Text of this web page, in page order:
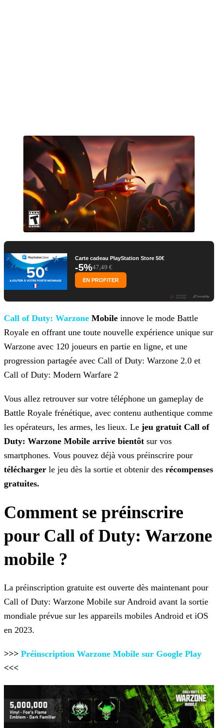
Carte cadeau PlayStation Store 50€
-5%47,49 €
EN PROFITER
Call of Duty: Warzone Mobile innove le mode Battle
Royale en offrant une toute nouvelle expérience unique sur
Warzone avec 120 joueurs en partie en ligne, et une
progression partagée avec Call of Duty: Warzone 2.0 et
Call of Duty: Modern Warfare 2
Vous allez retrouver sur votre téléphone un gameplay de
Battle Royale frénétique, avec contenu authentique comme
les opérateurs, les armes, les lieux. Le jeu gratuit Call of
Duty: Warzone Mobile arrive bientôt sur vos
smartphones. Vous pouvez déjà vous préinscrire pour
télécharger le jeu dès la sortie et obtenir des récompenses
gratuites.
Comment se préinscrire
pour Call of Duty: Warzone
mobile ?
La préinscription gratuite est ouverte dès maintenant pour
Call of Duty: Warzone Mobile sur Android avant la sortie
mondiale prévue sur les appareils mobiles Android et iOS
en 2023.
>>> Préinscription Warzone Mobile sur Google Play
<<<